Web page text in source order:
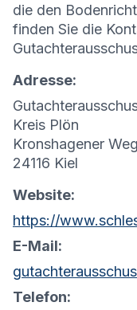
die den
finden Sie die
Adresse:
Kreis Plön
Kronshagener
24116 Kiel
Website:
E-Mail:
Telefon: